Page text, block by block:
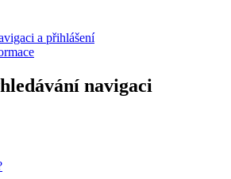
a přihlášení
navigaci